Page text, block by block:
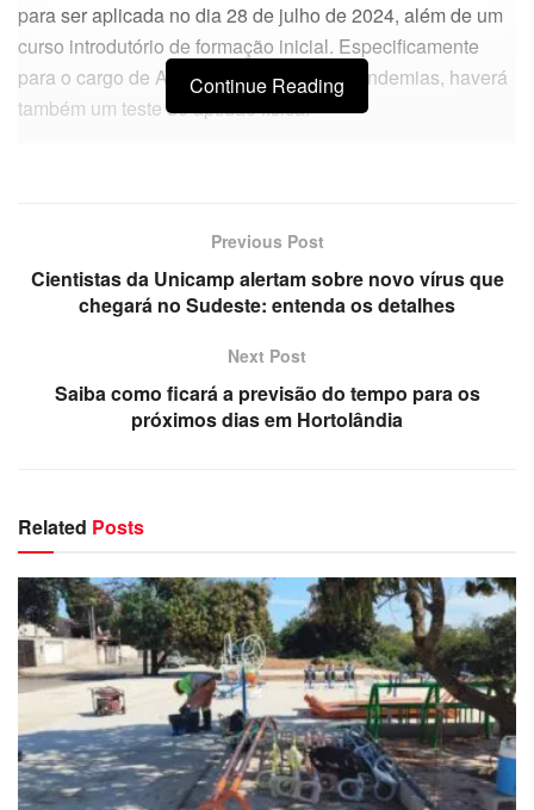
para ser aplicada no dia 28 de julho de 2024, além de um
curso introdutório de formação inicial. Especificamente
para o cargo de Agente de Combate às Endemias, haverá
também um teste de aptidão física.
Continue Reading
Previous Post
Cientistas da Unicamp alertam sobre novo vírus que
chegará no Sudeste: entenda os detalhes
Next Post
Saiba como ficará a previsão do tempo para os
próximos dias em Hortolândia
Related Posts